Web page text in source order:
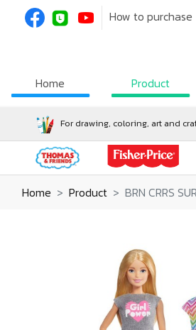
How to purchase
Home Product
For drawing, coloring, art and
Home Product BRN CRRS